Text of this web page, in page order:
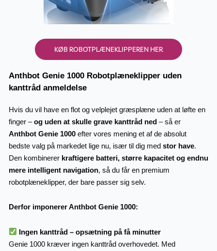
KØB ROBOTPLÆNEKLIPPEREN HER
Anthbot Genie 1000 Robotplæneklipper uden
kanttråd anmeldelse
Hvis du vil have en flot og velplejet græsplæne uden at løfte en
finger –og uden at skulle grave kanttråd ned– så er
Anthbot Genie 1000efter vores mening et af de absolut
bedste valg på markedet lige nu, især til dig med stor have.
Den kombinerer kraftigere batteri, større kapacitet og endnu
mere intelligent navigation, så du får en premium
robotplæneklipper, der bare passer sig selv.
Derfor imponerer Anthbot Genie 1000:
Ingen kanttråd – opsætning på få minutter
Genie 1000 kræver ingen kanttråd overhovedet. Med